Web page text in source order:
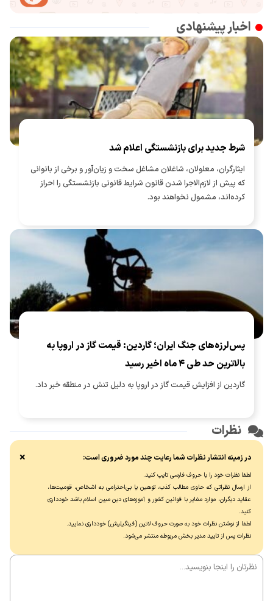
اخبار پیشنهادی
شرط جدید برای بازنشستگی اعلام شد
ایثارگران، معلولان، شاغلان مشاغل سخت و زیان‌آور و برخی از بانوانی
که پیش از لازم‌الاجرا شدن قانون شرایط قانونی بازنشستگی را احراز
کرده‌اند، مشمول نخواهند بود.
پس‌لرزه‌های جنگ ایران؛ گاردین: قیمت گاز در اروپا به
بالاترین حد طی ۴ ماه اخیر رسید
گاردین از افزایش قیمت گاز در اروپا به دلیل تنش در منطقه خبر داد.
نظرات
در زمینه انتشار نظرات شما رعایت چند مورد ضروری است:
لطفا نظرات خود را با حروف فارسی تایپ کنید.
از ارسال نظراتی که حاوی مطالب کذب، توهین یا بی‌احترامی به اشخاص، قومیت‌ها،
عقاید دیگران، موارد مغایر با قوانین کشور و آموزه‌های دین مبین اسلام باشد خودداری
کنید.
لطفا از نوشتن نظرات خود به صورت حروف لاتین (فینگیلیش) خودداری نماييد.
نظرات پس از تایید مدیر بخش مربوطه منتشر می‌شود.
×